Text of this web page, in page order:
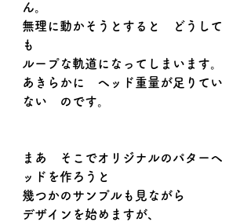
ん。
無理に動かそうとすると　どうして
も
ループな軌道になってしまいます。
あきらかに　ヘッド重量が足りてい
ない　のです。
まあ　そこでオリジナルのパターヘ
ッドを作ろうと
幾つかのサンプルも見ながら
デザインを始めますが、